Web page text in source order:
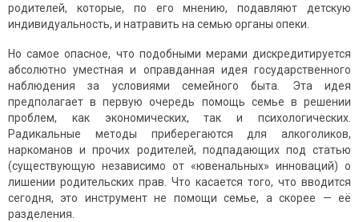
родителей, которые, по его мнению, подавляют детскую
индивидуальность, и натравить на семью органы опеки.
Но самое опасное, что подобными мерами дискредитируется
абсолютно уместная и оправданная идея государственного
наблюдения за условиями семейного быта. Эта идея
предполагает в первую очередь помощь семье в решении
проблем, как экономических, так и психологических.
Радикальные методы приберегаются для алкоголиков,
наркоманов и прочих родителей, подпадающих под статью
(существующую независимо от «ювенальных» инноваций) о
лишении родительских прав. Что касается того, что вводится
сегодня, это инструмент не помощи семье, а скорее — её
разделения.